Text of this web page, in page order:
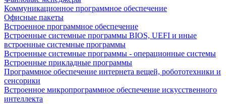
Коммуникационное программное обеспечение
Офисные пакеты
Встроенное программное обеспечение
Встроенные системные программы BIOS, UEFI и иные
встроенные системные программы
Встроенные системные программы - операционные системы
Встроенные прикладные программы
Программное обеспечение интернета вещей, робототехники и
сенсорики
Встроенное микропрограммное обеспечение искусственного
интеллекта